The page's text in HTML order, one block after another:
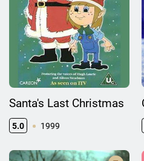
Santa's Last Christmas
5.0 1999